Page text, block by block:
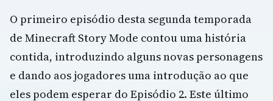
O primeiro episódio desta segunda temporada
de Minecraft Story Mode contou uma história
contida, introduzindo alguns novas personagens
e dando aos jogadores uma introdução ao que
eles podem esperar do Episódio 2. Este último